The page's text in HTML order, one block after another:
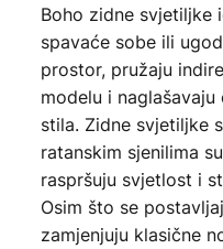
Boho zidne svjetiljke
spavaće sobe ili
prostor, pružaju
modelu i
stila. Zidne svjetiljke s
ratanskim sjenilima
raspršuju svjetlost i
Osim što se
zamjenjuju klasične